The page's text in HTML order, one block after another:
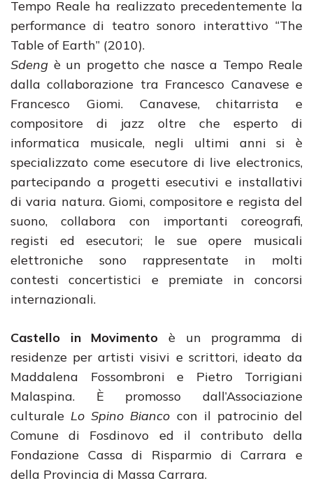
Tempo Reale ha realizzato precedentemente la
performance di teatro sonoro interattivo “The
Table of Earth” (2010).
Sdeng è un progetto che nasce a Tempo Reale
dalla collaborazione tra Francesco Canavese e
Francesco Giomi. Canavese, chitarrista e
compositore di jazz oltre che esperto di
informatica musicale, negli ultimi anni si è
specializzato come esecutore di live electronics,
partecipando a progetti esecutivi e installativi
di varia natura. Giomi, compositore e regista del
suono, collabora con importanti coreografi,
registi ed esecutori; le sue opere musicali
elettroniche sono rappresentate in molti
contesti concertistici e premiate in concorsi
internazionali.
Castello in Movimento è un programma di
residenze per artisti visivi e scrittori, ideato da
Maddalena Fossombroni e Pietro Torrigiani
Malaspina. È promosso dall’Associazione
culturale Lo Spino Bianco con il patrocinio del
Comune di Fosdinovo ed il contributo della
Fondazione Cassa di Risparmio di Carrara e
della Provincia di Massa Carrara.